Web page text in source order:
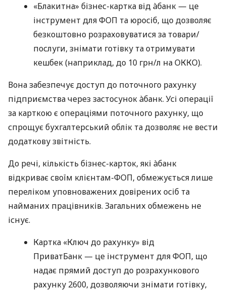
«Блакитна» бізнес-картка від àбанк — це
інструмент для ФОП та юросіб, що дозволяє
безкоштовно розраховуватися за товари/
послуги, знімати готівку та отримувати
кешбек (наприклад, до 10 грн/л на ОККО).
Вона забезпечує доступ до поточного рахунку
підприємства через застосунок àбанк. Усі операції
за карткою є операціями поточного рахунку, що
спрощує бухгалтерський облік та дозволяє не вести
додаткову звітність.
До речі, кількість бізнес-карток, які àбанк
відкриває своїм клієнтам-ФОП, обмежується лише
переліком уповноважених довірених осіб та
найманих працівників. Загальних обмежень не
існує.
Картка «Ключ до рахунку» від
ПриватБанк — це інструмент для ФОП, що
надає прямий доступ до розрахункового
рахунку 2600, дозволяючи знімати готівку,